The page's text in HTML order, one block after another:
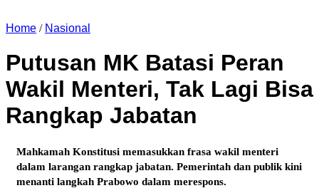
Home / Nasional
Putusan MK Batasi Peran
Wakil Menteri, Tak Lagi Bisa
Rangkap Jabatan
Mahkamah Konstitusi memasukkan frasa wakil menteri
dalam larangan rangkap jabatan. Pemerintah dan publik kini
menanti langkah Prabowo dalam merespons.